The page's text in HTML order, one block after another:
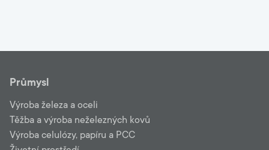
Průmysl
Výroba železa a oceli
Těžba a výroba neželezných kovů
Výroba celulózy, papíru a PCC